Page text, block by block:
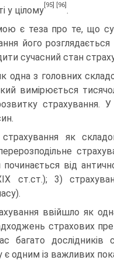
у цілому
[95] [96]
.
є теза про те, що
його
сучасний стан
одна з головних
вимірюється
страхування.
як
від
ст.ст.); 3)
ввійшло як
страхових
багато
є одним із важливих